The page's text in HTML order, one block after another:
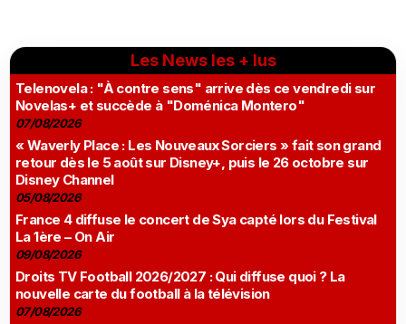
Les News les + lus
Telenovela : "À contre sens" arrive dès ce vendredi sur
Novelas+ et succède à "Doménica Montero"
07/08/2026
« Waverly Place : Les Nouveaux Sorciers » fait son grand
retour dès le 5 août sur Disney+, puis le 26 octobre sur
Disney Channel
05/08/2026
France 4 diffuse le concert de Sya capté lors du Festival
La 1ère – On Air
09/08/2026
Droits TV Football 2026/2027 : Qui diffuse quoi ? La
nouvelle carte du football à la télévision
07/08/2026